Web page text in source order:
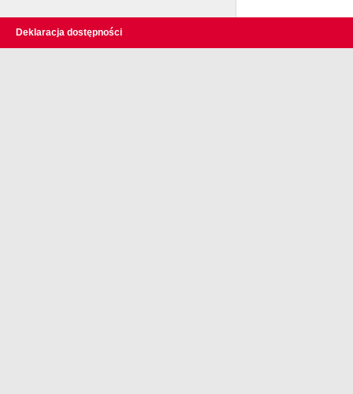
Deklaracja dostępności